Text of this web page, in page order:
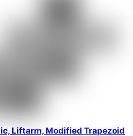
Liftarm, Modified Trapezoid